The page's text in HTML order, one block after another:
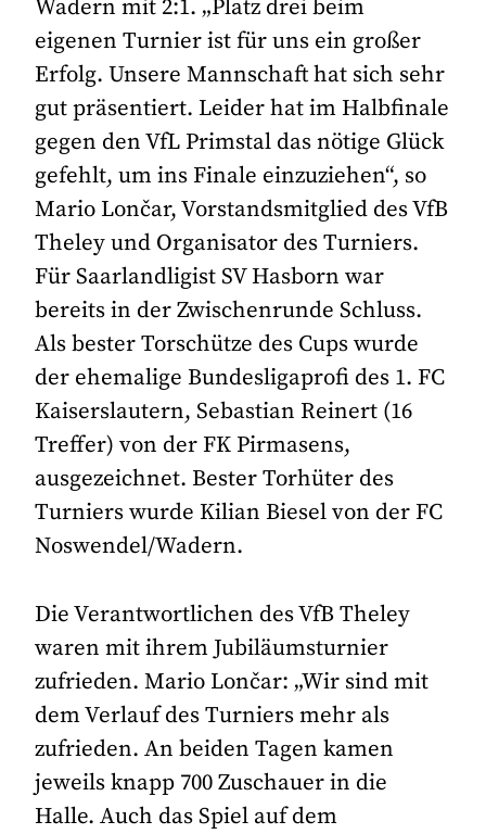
Wadern mit 2:1. „Platz drei beim
eigenen Turnier ist für uns ein großer
Erfolg. Unsere Mannschaft hat sich sehr
gut präsentiert. Leider hat im Halbfinale
gegen den VfL Primstal das nötige Glück
gefehlt, um ins Finale einzuziehen“, so
Mario Lončar, Vorstandsmitglied des VfB
Theley und Organisator des Turniers.
Für Saarlandligist SV Hasborn war
bereits in der Zwischenrunde Schluss.
Als bester Torschütze des Cups wurde
der ehemalige Bundesligaprofi des 1. FC
Kaiserslautern, Sebastian Reinert (16
Treffer) von der FK Pirmasens,
ausgezeichnet. Bester Torhüter des
Turniers wurde Kilian Biesel von der FC
Noswendel/Wadern.
Die Verantwortlichen des VfB Theley
waren mit ihrem Jubiläumsturnier
zufrieden. Mario Lončar: „Wir sind mit
dem Verlauf des Turniers mehr als
zufrieden. An beiden Tagen kamen
jeweils knapp 700 Zuschauer in die
Halle. Auch das Spiel auf dem